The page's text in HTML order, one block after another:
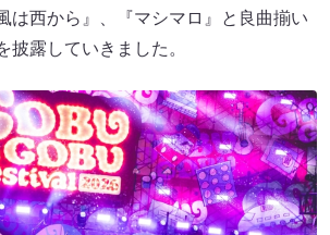
は西から』、『マシマロ』と良曲揃い
披露していきました。